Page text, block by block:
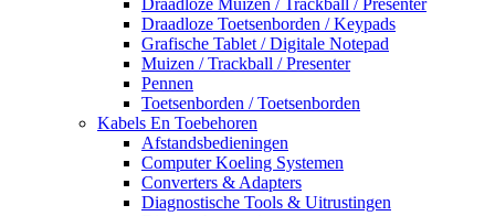
Draadloze Toetsenborden / Keypads
Grafische Tablet / Digitale Notepad
Muizen / Trackball / Presenter
Pennen
Toetsenborden / Toetsenborden
Kabels En Toebehoren
Afstandsbedieningen
Computer Koeling Systemen
Converters & Adapters
Diagnostische Tools & Uitrustingen